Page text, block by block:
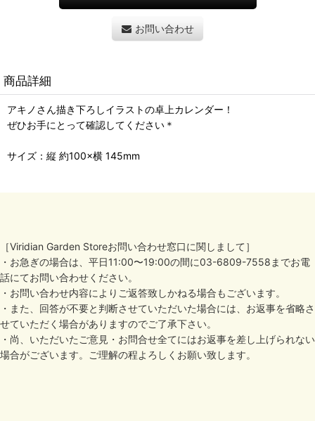
お問い合わせ
商品詳細
アキノさん描き下ろしイラストの卓上カレンダー！
ぜひお手にとって確認してください＊
サイズ：縦 約100×横 145mm
［Viridian Garden Storeお問い合わせ窓口に関しまして］
・お急ぎの場合は、平日11:00〜19:00の間に03-6809-7558までお電
話にてお問い合わせください。
・お問い合わせ内容によりご返答致しかねる場合もございます。
・また、回答が不要と判断させていただいた場合には、お返事を省略さ
せていただく場合がありますのでご了承下さい。
・尚、いただいたご意見・お問合せ全てにはお返事を差し上げられない
場合がございます。ご理解の程よろしくお願い致します。